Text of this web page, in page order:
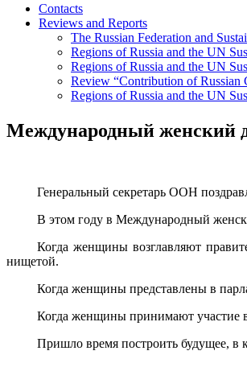
Contacts
Reviews and Reports
The Russian Federation and
Regions of Russia and the UN
Regions of Russia and the UN
Review “Contribution of Russian
Regions of Russia and the UN
Международный женский
Генеральный секретарь ООН
В этом году в Международный
Когда женщины возглавляют
нищетой.
Когда женщины представлены в
Когда женщины принимают участие
Пришло время построить будущее, в